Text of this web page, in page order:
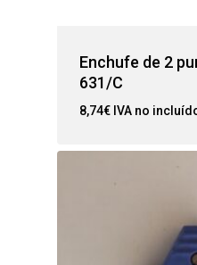
Enchufe de 2
631/C
8,74€ IVA no